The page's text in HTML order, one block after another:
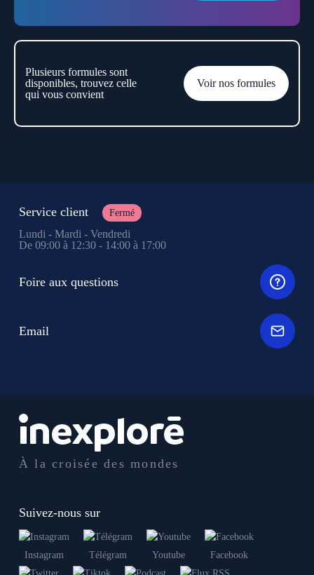
Plusieurs formules sont
disponibles, trouvez celle
qui vous convient
Voir nos formules
À la croisée des mondes
Suivez-nous sur
Instagram Télégram Youtube Facebook
Service client Fermé
Lundi - Mardi - Vendredi
De 09:00 à 12:30 - 14:00 à 17:00
Foire aux questions
Email